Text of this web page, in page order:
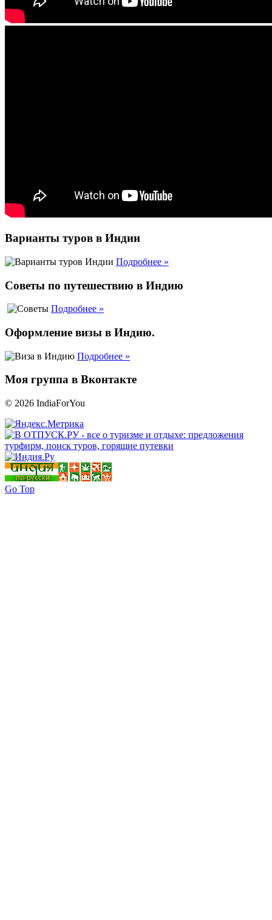
Варианты туров в Индии
Подробнее »
Советы по путешествию в Индию
Подробнее »
Оформление визы в Индию.
Подробнее »
Моя группа в Вконтакте
© 2026 IndiaForYou
Go Top